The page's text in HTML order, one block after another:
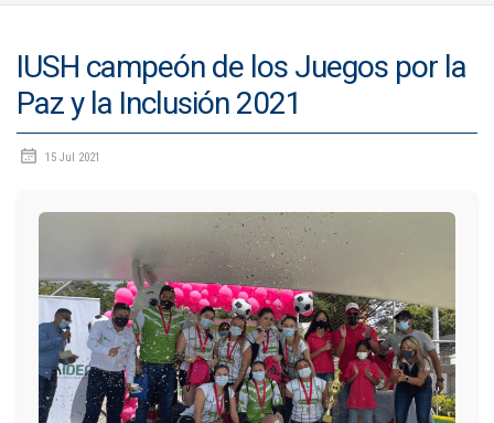
IUSH campeón de los Juegos por la
Paz y la Inclusión 2021
15 Jul 2021
BIENESTAR
Centros
BIBLIOTECA
Pastoral
CARTERA
Inscripciones
Estudiantes